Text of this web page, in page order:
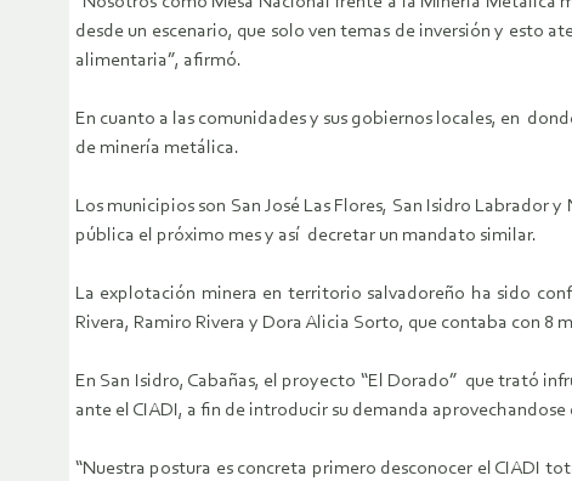
desde un escenario, que solo ven temas de inversión y esto
alimentaria”, afirmó.
En cuanto a las comunidades y sus gobiernos locales, en
de minería metálica.
Los municipios son San José Las Flores, San Isidro
pública el próximo mes y así decretar un mandato similar.
La explotación minera en territorio salvadoreño ha sido
Rivera, Ramiro Rivera y Dora Alicia Sorto, que contaba con
En San Isidro, Cabañas, el proyecto “El Dorado” que trató
ante el CIADI, a fin de introducir su demanda aprovechandose
“Nuestra postura es concreta primero desconocer el CIADI